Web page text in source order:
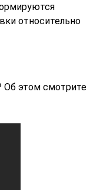
относительно
Об этом смотрите